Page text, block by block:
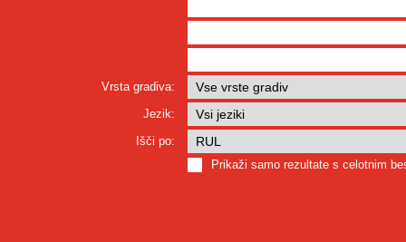
Vrsta gradiva:
Jezik:
Išči po:
Prikaži samo rezultate s celotnim